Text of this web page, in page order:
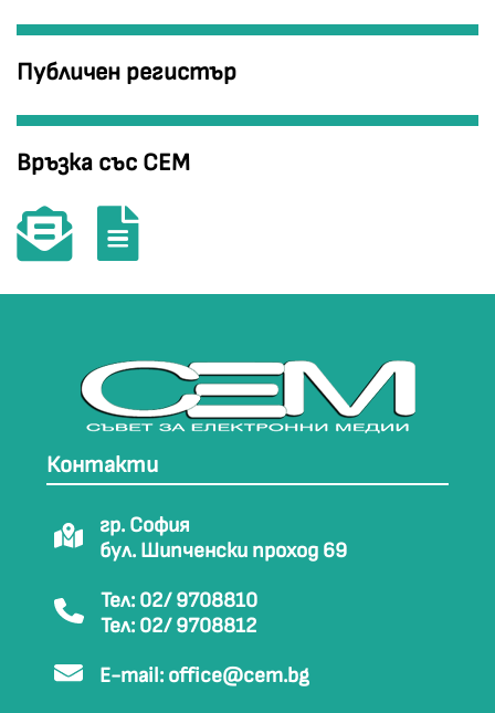
Публичен регистър
Връзка със СЕМ
Контакти
гр. София
бул. Шипченски проход 69
Тел: 02/ 9708810
Тел: 02/ 9708812
E-mail: office@cem.bg